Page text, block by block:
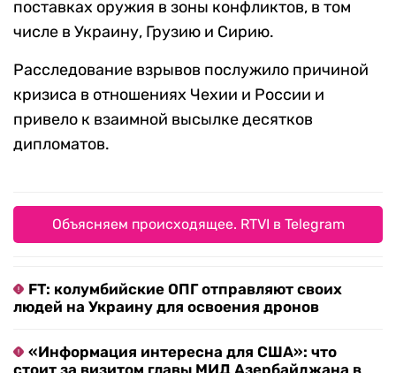
поставках оружия в зоны конфликтов, в том
числе в Украину, Грузию и Сирию.
Расследование взрывов послужило причиной
кризиса в отношениях Чехии и России и
привело к взаимной высылке десятков
дипломатов.
Объясняем происходящее. RTVI в Telegram
FT: колумбийские ОПГ отправляют своих
людей на Украину для освоения дронов
«Информация интересна для США»: что